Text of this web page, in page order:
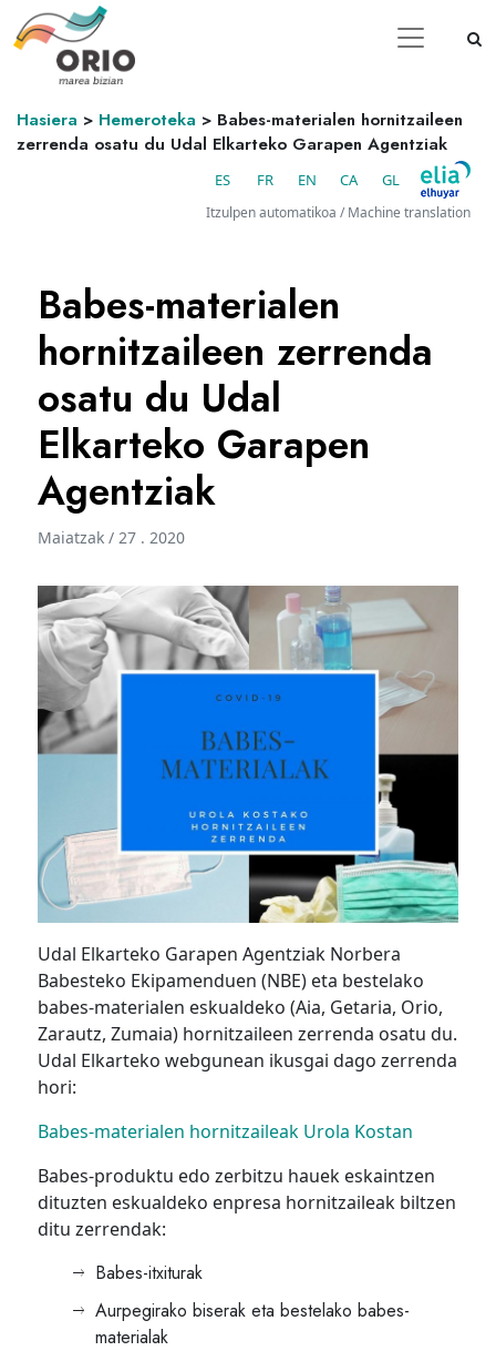
Hasiera > Hemeroteka > Babes-materialen hornitzaileen
zerrenda osatu du Udal Elkarteko Garapen Agentziak
ES FR EN CA GL
Itzulpen automatikoa / Machine translation
Babes-materialen
hornitzaileen zerrenda
osatu du Udal
Elkarteko Garapen
Agentziak
Maiatzak / 27 . 2020
Udal Elkarteko Garapen Agentziak Norbera
Babesteko Ekipamenduen (NBE) eta bestelako
babes-materialen eskualdeko (Aia, Getaria, Orio,
Zarautz, Zumaia) hornitzaileen zerrenda osatu du.
Udal Elkarteko webgunean ikusgai dago zerrenda
hori:
Babes-materialen hornitzaileak Urola Kostan
Babes-produktu edo zerbitzu hauek eskaintzen
dituzten eskualdeko enpresa hornitzaileak biltzen
ditu zerrendak:
Babes-itxiturak
Aurpegirako biserak eta bestelako babes-
materialak